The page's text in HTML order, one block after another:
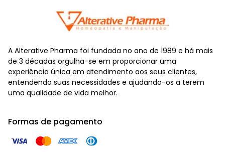
A Alterative Pharma foi fundada no ano de 1989 e há mais
de 3 décadas orgulha-se em proporcionar uma
experiência única em atendimento aos seus clientes,
entendendo suas necessidades e ajudando-os a terem
uma qualidade de vida melhor.
Formas de pagamento